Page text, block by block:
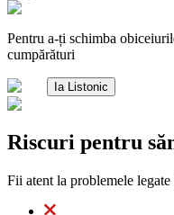
Pentru a-ți schimba
cumpărături
Ia Listonic
Riscuri pentru
Fii atent la problemele